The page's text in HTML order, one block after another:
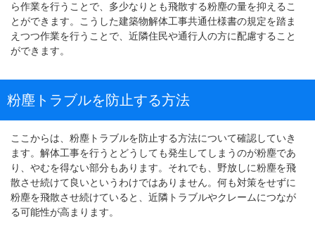
ら作業を行うことで、多少なりとも飛散する粉塵の量を抑えるこ
とができます。こうした建築物解体工事共通仕様書の規定を踏ま
えつつ作業を行うことで、近隣住民や通行人の方に配慮すること
ができます。
粉塵トラブルを防止する方法
ここからは、粉塵トラブルを防止する方法について確認していき
ます。解体工事を行うとどうしても発生してしまうのが粉塵であ
り、やむを得ない部分もあります。それでも、野放しに粉塵を飛
散させ続けて良いというわけではありません。何も対策をせずに
粉塵を飛散させ続けていると、近隣トラブルやクレームにつなが
る可能性が高まります。